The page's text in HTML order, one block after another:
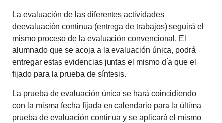
La evaluación de las diferentes actividades
deevaluación continua (entrega de trabajos) seguirá el
mismo proceso de la evaluación convencional. El
alumnado que se acoja a la evaluación única, podrá
entregar estas evidencias juntas el mismo día que el
fijado para la prueba de síntesis.
La prueba de evaluación única se hará coincidiendo
con la misma fecha fijada en calendario para la última
prueba de evaluación continua y se aplicará el mismo